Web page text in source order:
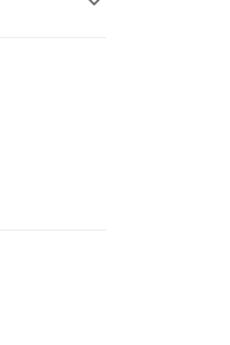
服務完成之
司將視審查